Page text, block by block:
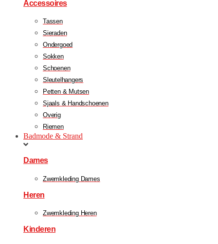
Accessoires
Tassen
Sieraden
Ondergoed
Sokken
Schoenen
Sleutelhangers
Petten & Mutsen
Sjaals & Handschoenen
Overig
Riemen
Badmode & Strand
Dames
Zwemkleding Dames
Heren
Zwemkleding Heren
Kinderen